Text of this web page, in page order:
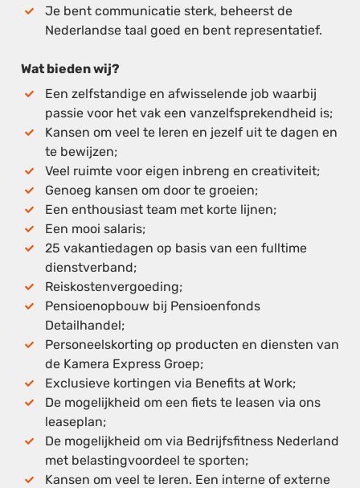
Je bent communicatie sterk, beheerst de
Nederlandse taal goed en bent representatief.
Wat bieden wij?
Een zelfstandige en afwisselende job waarbij
passie voor het vak een vanzelfsprekendheid is;
Kansen om veel te leren en jezelf uit te dagen en
te bewijzen;
Veel ruimte voor eigen inbreng en creativiteit;
Genoeg kansen om door te groeien;
Een enthousiast team met korte lijnen;
Een mooi salaris;
25 vakantiedagen op basis van een fulltime
dienstverband;
Reiskostenvergoeding;
Pensioenopbouw bij Pensioenfonds
Detailhandel;
Personeelskorting op producten en diensten van
de Kamera Express Groep;
Exclusieve kortingen via Benefits at Work;
De mogelijkheid om een fiets te leasen via ons
leaseplan;
De mogelijkheid om via Bedrijfsfitness Nederland
met belastingvoordeel te sporten;
Kansen om veel te leren. Een interne of externe